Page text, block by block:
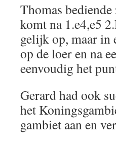
Thomas
komt na 1.e4,e5
gelijk op, maar in
op de loer en na
eenvoudig het
Gerard had ook
het
gambiet aan en